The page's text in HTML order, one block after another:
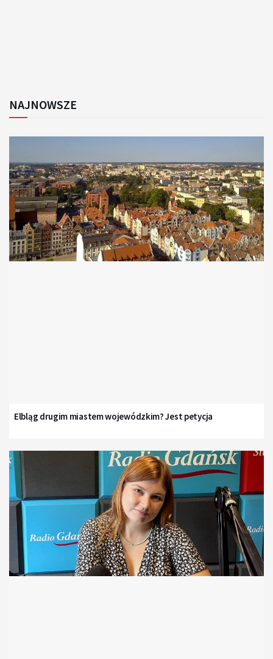
NAJNOWSZE
Elbląg drugim miastem wojewódzkim? Jest petycja